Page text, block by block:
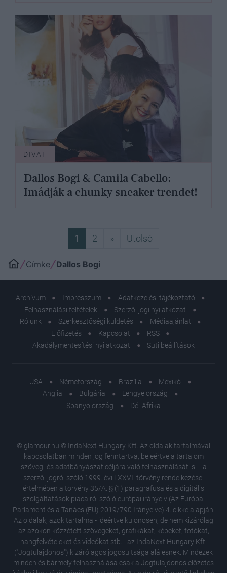
DIVAT
Dallos Bogi & Camila Cabello:
Imádják a chunky sneaker trendet!
1 2 » Következő
Utolsó
Címke Dallos Bogi
Archívum Impresszum
Adatkezelési tájékoztató
Felhasználási feltételek
Szerzői jogi nyilatkozat
Rólunk
Szerkesztőségi küldetés
Médiaajánlat
Előfizetés
Kapcsolat
RSS
Akadálymentesítési nyilatkozat
Süti beállítások
USA Németország Brazília
Mexikó
Anglia
Bulgária
Lengyelország
Spanyolország
Dél-Afrika
© glamour.hu © IndaNext Hungary Kft. Az oldalak tartalmával
kapcsolatban minden jog fenntartva, beleértve a tartalom
szöveg- és adatbányászat céljára való felhasználását is – a
szerzői jogról szóló 1999. évi LXXVI. törvény rendelkezései
értelmében a törvény 35/A. § (1) paragrafusa és a digitális
szolgáltatások piacairól szóló európai irányelv (Az Európai
Parlament és a Tanács (EU) 2019/790 Irányelve) 4. cikke alapján!
Az oldalak, azok tartalma - ideértve különösen, de nem kizárólag
az azokon közzétett szövegeket, grafikákat, képeket, fotókat,
hangfelvételeket és videókat stb. - az IndaNext Hungary Kft.
("Jogtulajdonos") kizárólagos jogosultsága alá esnek. Mindezek
minden és bármely felhasználása csak a Jogtulajdonos előzetes